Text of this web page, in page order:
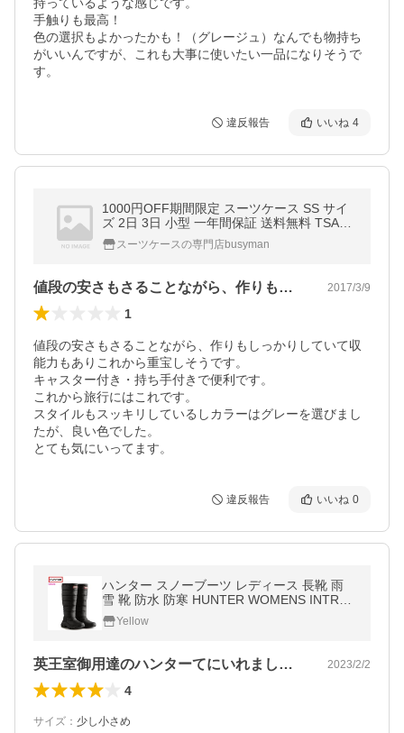
手触りも最高！
色の選択もよかったかも！（グレージュ）なんでも物持ち
がいいんですが、これも大事に使いたい一品になりそうで
す。
違反報告 いいね 4
1000円OFF期間限定 スーツケース SS サイ
ズ 2日 3日 小型 一年間保証 送料無料 TSAロ
ック搭載 16A325-2
スーツケースの専門店busyman
値段の安さもさることながら、作りもしっ… 2017/3/9
1
値段の安さもさることながら、作りもしっかりしていて収
能力もありこれから重宝しそうです。
キャスター付き・持ち手付きで便利です。
これから旅行にはこれです。
スタイルもスッキリしているしカラーはグレーを選びまし
たが、良い色でした。
とても気にいってます。
違反報告 いいね 0
ハンター スノーブーツ レディース 長靴 雨
雪 靴 防水 防寒 HUNTER WOMENS INTREP
ID TALL SNOW BOOT ^WFT2108WWU【hn
t018】^
Yellow
英王室御用達のハンターてにいれました。 2023/2/2
4
サイズ ： 少し小さめ